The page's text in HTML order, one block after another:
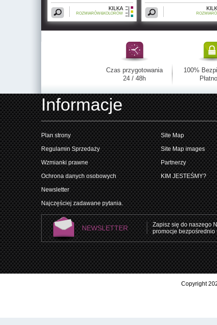
KILKA
ROZMIARÓW&KOLORÓW
Czas przygotowania
24 / 48h
100%
Informacje
Plan strony
Regulamin Sprzedaży
Wzmianki prawne
Ochrona danych osobowych
Newsletter
Najczęściej zadawane pytania.
Site Map
Site Map images
Partnerzy
KIM JESTEŚMY?
NEWSLETTER
Zapisz się do naszego
promocje bezpośrednio
Copyright